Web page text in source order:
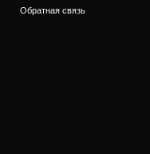
Обратная связь